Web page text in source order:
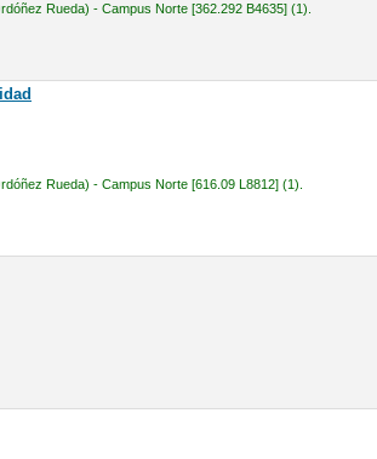
Rueda) - Campus Norte [362.292 B4635] (1).
Rueda) - Campus Norte [616.09 L8812] (1).